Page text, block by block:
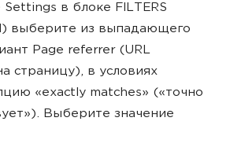
Settings в блоке FILTERS
из выпадающего
Page referrer (URL
страницу), в условиях
«exactly matches» («точно
Выберите значение